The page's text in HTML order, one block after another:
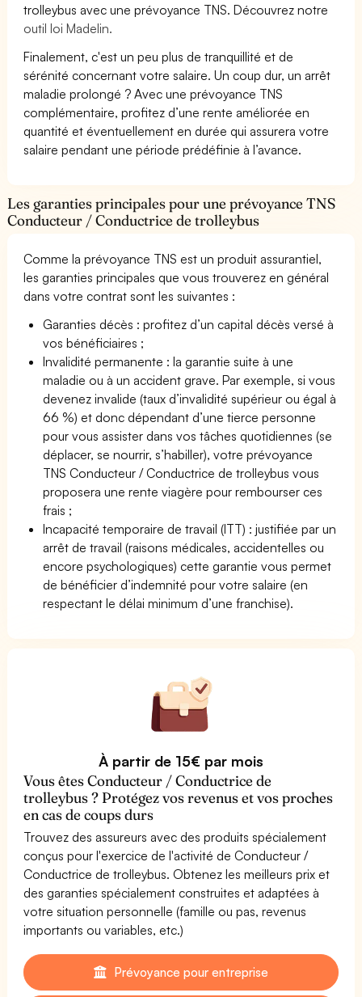
trolleybus avec une prévoyance TNS. Découvrez notre
outil loi Madelin.
Finalement, c'est un peu plus de tranquillité et de
sérénité concernant votre salaire. Un coup dur, un arrêt
maladie prolongé ? Avec une prévoyance TNS
complémentaire, profitez d’une rente améliorée en
quantité et éventuellement en durée qui assurera votre
salaire pendant une période prédéfinie à l’avance.
Les garanties principales pour une prévoyance TNS
Conducteur / Conductrice de trolleybus
Comme la prévoyance TNS est un produit assurantiel,
les garanties principales que vous trouverez en général
dans votre contrat sont les suivantes :
Garanties décès : profitez d’un capital décès versé à
vos bénéficiaires ;
Invalidité permanente : la garantie suite à une
maladie ou à un accident grave. Par exemple, si vous
devenez invalide (taux d’invalidité supérieur ou égal à
66 %) et donc dépendant d’une tierce personne
pour vous assister dans vos tâches quotidiennes (se
déplacer, se nourrir, s’habiller), votre prévoyance
TNS Conducteur / Conductrice de trolleybus vous
proposera une rente viagère pour rembourser ces
frais ;
Incapacité temporaire de travail (ITT) : justifiée par un
arrêt de travail (raisons médicales, accidentelles ou
encore psychologiques) cette garantie vous permet
de bénéficier d’indemnité pour votre salaire (en
respectant le délai minimum d’une franchise).
À partir de 15€ par mois
Vous êtes Conducteur / Conductrice de
trolleybus ? Protégez vos revenus et vos proches
en cas de coups durs
Trouvez des assureurs avec des produits spécialement
conçus pour l'exercice de l'activité de Conducteur /
Conductrice de trolleybus. Obtenez les meilleurs prix et
des garanties spécialement construites et adaptées à
votre situation personnelle (famille ou pas, revenus
importants ou variables, etc.)
Prévoyance pour entreprise